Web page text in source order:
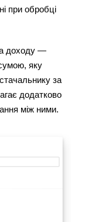
при обробці
доходу —
яку
за
додатково
між ними.